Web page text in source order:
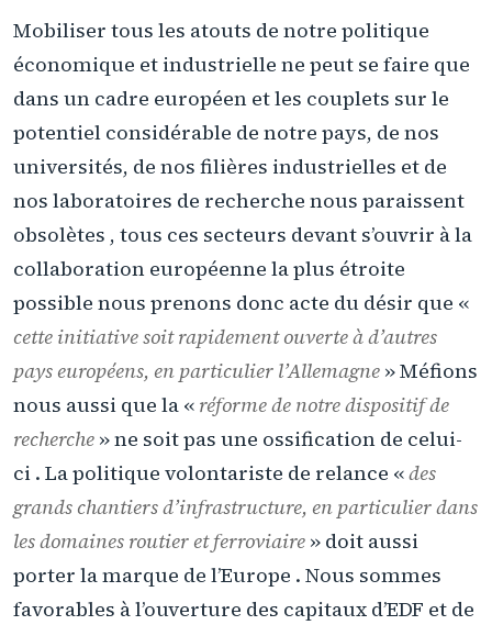
Mobiliser tous les atouts de notre politique
économique et industrielle ne peut se faire que
dans un cadre européen et les couplets sur le
potentiel considérable de notre pays, de nos
universités, de nos filières industrielles et de
nos laboratoires de recherche nous paraissent
obsolètes , tous ces secteurs devant s’ouvrir à la
collaboration européenne la plus étroite
possible nous prenons donc acte du désir que «
cette initiative soit rapidement ouverte à d’autres
pays européens, en particulier l’Allemagne » Méfions
nous aussi que la « réforme de notre dispositif de
recherche » ne soit pas une ossification de celui-
ci . La politique volontariste de relance «des
grands chantiers d’infrastructure, en particulier dans
les domaines routier et ferroviaire » doit aussi
porter la marque de l’Europe . Nous sommes
favorables à l’ouverture des capitaux d’EDF et de